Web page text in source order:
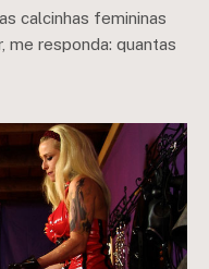
calcinhas femininas
me responda: quantas